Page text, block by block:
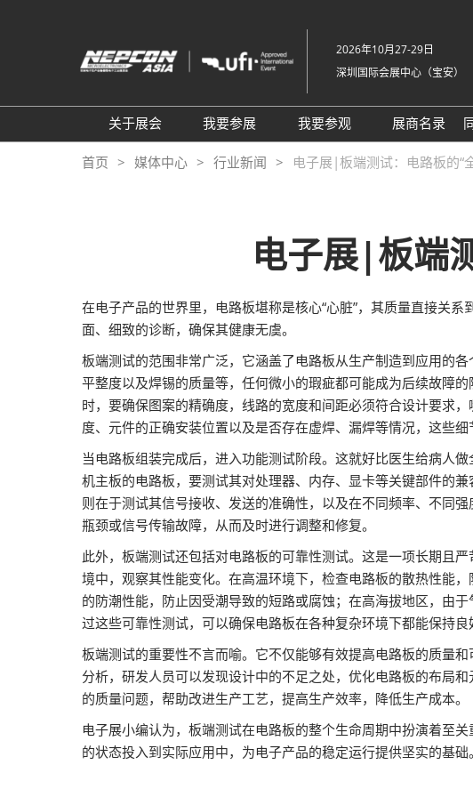
跳
转
容
2026年10月27-29日
深圳国际会展中心（宝安）
关于展会
组织架构
2026 NEPCON越南站
范区
同期展会VisionChina 深圳机
器视觉展
同期展会ES SHOW
智慧会刊
我要参展
参展申请
观众范围
我要参观
参观登记
组团参观
商务配对服务
观众增值服务
展商名录
首页 媒体中心 行业新闻 电子展|板端测试：电路板的“
电子展|板端
在电子产品的世界里，电路板堪称是核心“心脏”，其质量直接关
面、细致的诊断，确保其健康无虞。
板端测试的范围非常广泛，它涵盖了电路板从生产制造到应用的
平整度以及焊锡的质量等，任何微小的瑕疵都可能成为后续故障
时，要确保图案的精确度，线路的宽度和间距必须符合设计要求
度、元件的正确安装位置以及是否存在虚焊、漏焊等情况，这些细
当电路板组装完成后，进入功能测试阶段。这就好比医生给病人
机主板的电路板，要测试其对处理器、内存、显卡等关键部件的
则在于测试其信号接收、发送的准确性，以及在不同频率、不同
瓶颈或信号传输故障，从而及时进行调整和修复。
此外，板端测试还包括对电路板的可靠性测试。这是一项长期且
境中，观察其性能变化。在高温环境下，检查电路板的散热性能
的防潮性能，防止因受潮导致的短路或腐蚀；在高海拔地区，由
过这些可靠性测试，可以确保电路板在各种复杂环境下都能保持良
板端测试的重要性不言而喻。它不仅能够有效提高电路板的质量
分析，研发人员可以发现设计中的不足之处，优化电路板的布局
的质量问题，帮助改进生产工艺，提高生产效率，降低生产成本。
电子展小编认为，板端测试在电路板的整个生命周期中扮演着至
的状态投入到实际应用中，为电子产品的稳定运行提供坚实的基础。